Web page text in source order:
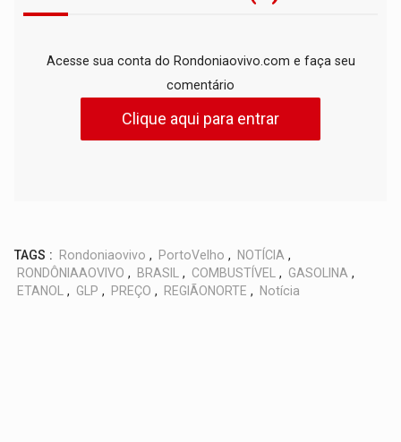
Acesse sua conta do Rondoniaovivo.com e faça seu
comentário
Clique aqui para entrar
TAGS : Rondoniaovivo , PortoVelho , NOTÍCIA ,
RONDÔNIAAOVIVO , BRASIL , COMBUSTÍVEL , GASOLINA ,
ETANOL , GLP , PREÇO , REGIÃONORTE , Notícia